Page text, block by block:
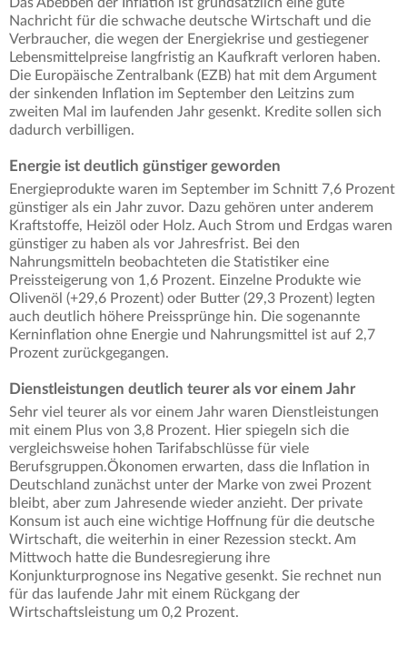
Nachricht für die schwache deutsche Wirtschaft und die
Verbraucher, die wegen der Energiekrise und gestiegener
Lebensmittelpreise langfristig an Kaufkraft verloren haben.
Die Europäische Zentralbank (EZB) hat mit dem Argument
der sinkenden Inflation im September den Leitzins zum
zweiten Mal im laufenden Jahr gesenkt. Kredite sollen sich
dadurch verbilligen.
Energie ist deutlich günstiger geworden
Energieprodukte waren im September im Schnitt 7,6 Prozent
günstiger als ein Jahr zuvor. Dazu gehören unter anderem
Kraftstoffe, Heizöl oder Holz. Auch Strom und Erdgas waren
günstiger zu haben als vor Jahresfrist. Bei den
Nahrungsmitteln beobachteten die Statistiker eine
Preissteigerung von 1,6 Prozent. Einzelne Produkte wie
Olivenöl (+29,6 Prozent) oder Butter (29,3 Prozent) legten
auch deutlich höhere Preissprünge hin. Die sogenannte
Kerninflation ohne Energie und Nahrungsmittel ist auf 2,7
Prozent zurückgegangen.
Dienstleistungen deutlich teurer als vor einem Jahr
Sehr viel teurer als vor einem Jahr waren Dienstleistungen
mit einem Plus von 3,8 Prozent. Hier spiegeln sich die
vergleichsweise hohen Tarifabschlüsse für viele
Berufsgruppen.Ökonomen erwarten, dass die Inflation in
Deutschland zunächst unter der Marke von zwei Prozent
bleibt, aber zum Jahresende wieder anzieht. Der private
Konsum ist auch eine wichtige Hoffnung für die deutsche
Wirtschaft, die weiterhin in einer Rezession steckt. Am
Mittwoch hatte die Bundesregierung ihre
Konjunkturprognose ins Negative gesenkt. Sie rechnet nun
für das laufende Jahr mit einem Rückgang der
Wirtschaftsleistung um 0,2 Prozent.